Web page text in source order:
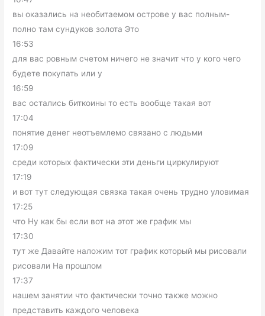
вы оказались на необитаемом острове у вас полным-
полно там сундуков золота Это
16:53
для вас ровным счетом ничего не значит что у кого чего
будете покупать или у
16:59
вас остались биткоины то есть вообще такая вот
17:04
понятие денег неотъемлемо связано с людьми
17:09
среди которых фактически эти деньги циркулируют
17:19
и вот тут следующая связка такая очень трудно уловимая
17:25
что Ну как бы если вот на этот же график мы
17:30
тут же Давайте наложим тот график который мы рисовали
рисовали На прошлом
17:37
нашем занятии что фактически точно также можно
представить каждого человека